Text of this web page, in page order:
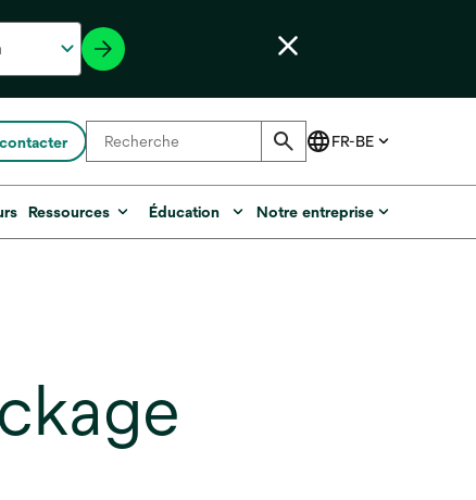
Ressources Éducation Notre entreprise